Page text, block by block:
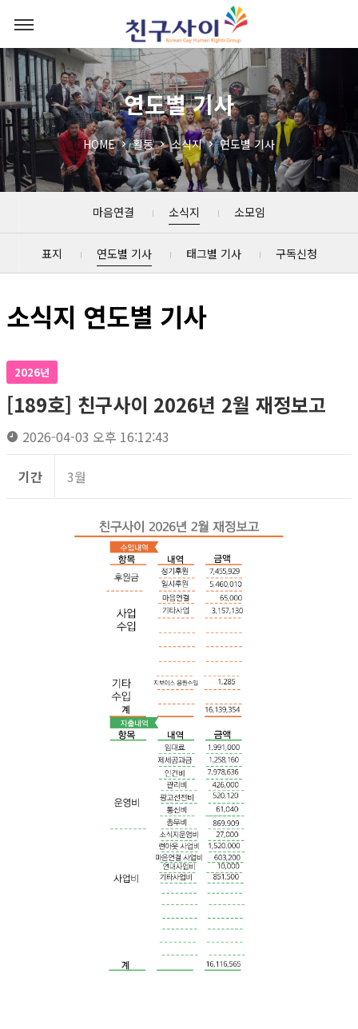
연도별 기사
HOME 활동 소식지 연도별 기사
마음연결 소식지 소모임
표지 연도별 기사 태그별 기사 구독신청
소식지 연도별 기사
2026년
[189호] 친구사이 2026년 2월 재정보고
2026-04-03 오후 16:12:43
기간 3월